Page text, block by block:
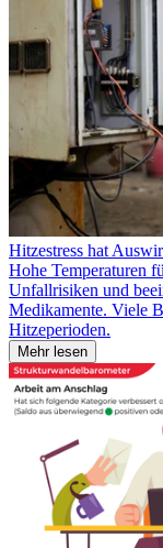
Hitzestress hat
Hohe Temperaturen
Unfallrisiken und
Medikamente. Viele
Hitzeperioden.
Mehr lesen